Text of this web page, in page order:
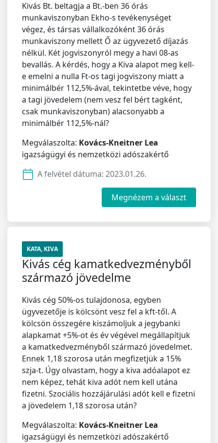
Kivás Bt. beltagja a Bt.-ben 36 órás
munkaviszonyban Ekho-s tevékenységet
végez, és társas vállalkozóként 36 órás
munkaviszony mellett Ő az ügyvezető díjazás
nélkül. Két jogviszonyról megy a havi 08-as
bevallás. A kérdés, hogy a Kiva alapot meg kell-
e emelni a nulla Ft-os tagi jogviszony miatt a
minimálbér 112,5%-ával, tekintetbe véve, hogy
a tagi jövedelem (nem vesz fel bért tagként,
csak munkaviszonyban) alacsonyabb a
minimálbér 112,5%-nál?
Megválaszolta: Kovács-Kneitner Lea
igazságügyi és nemzetközi adószakértő
A felvétel dátuma: 2023.01.26.
Megnézem a választ
KATA, KIVA
Kivás cég kamatkedvezményből
származó jövedelme
Kivás cég 50%-os tulajdonosa, egyben
ügyvezetője is kölcsönt vesz fel a kft-től. A
kölcsön összegére kiszámoljuk a jegybanki
alapkamat +5%-ot és év végével megállapítjuk
a kamatkedvezményből származó jövedelmet.
Ennek 1,18 szorosa után megfizetjük a 15%
szja-t. Úgy olvastam, hogy a kiva adóalapot ez
nem képez, tehát kiva adót nem kell utána
fizetni. Szociális hozzájárulási adót kell e fizetni
a jövedelem 1,18 szorosa után?
Megválaszolta: Kovács-Kneitner Lea
igazságügyi és nemzetközi adószakértő